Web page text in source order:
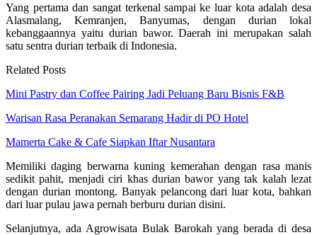
Yang pertama dan sangat terkenal sampai ke luar kota adalah desa
Alasmalang, Kemranjen, Banyumas, dengan durian lokal
kebanggaannya yaitu durian bawor. Daerah ini merupakan salah
satu sentra durian terbaik di Indonesia.
Related Posts
Mini Pastry dan Coffee Pairing Jadi Peluang Baru Bisnis F&B
Warisan Rasa Peranakan Semarang Hadir di PO Hotel
Mamerta Cake & Cafe Siapkan Iftar Nusantara
Memiliki daging berwarna kuning kemerahan dengan rasa manis
sedikit pahit, menjadi ciri khas durian bawor yang tak kalah lezat
dengan durian montong. Banyak pelancong dari luar kota, bahkan
dari luar pulau jawa pernah berburu durian disini.
Selanjutnya, ada Agrowisata Bulak Barokah yang berada di desa